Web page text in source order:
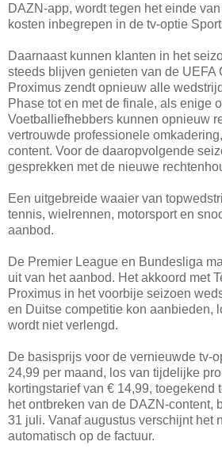
DAZN-app, wordt tegen het einde
kosten inbegrepen in de tv-optie
Daarnaast kunnen klanten in het
steeds blijven genieten van de UEFA
Proximus zendt opnieuw alle
Phase tot en met de finale, als enige
Voetballiefhebbers kunnen opnieuw
vertrouwde professionele
content. Voor de daaropvolgende
gesprekken met de nieuwe
Een uitgebreide waaier van
tennis, wielrennen, motorsport en
aanbod.
De Premier League en Bundesliga
uit van het aanbod. Het akkoord met
Proximus in het voorbije seizoen
en Duitse competitie kon aanbieden,
wordt niet verlengd.
De basisprijs voor de vernieuwde tv-
24,99 per maand, los van tijdelijke
kortingstarief van € 14,99, toegekend
het ontbreken van de DAZN-content,
31 juli. Vanaf augustus verschijnt het
automatisch op de factuur.